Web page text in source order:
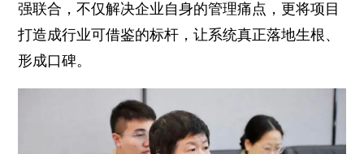
强联合，不仅解决企业自身的管理痛点，更将项目
打造成行业可借鉴的标杆，让系统真正落地生根、
形成口碑。